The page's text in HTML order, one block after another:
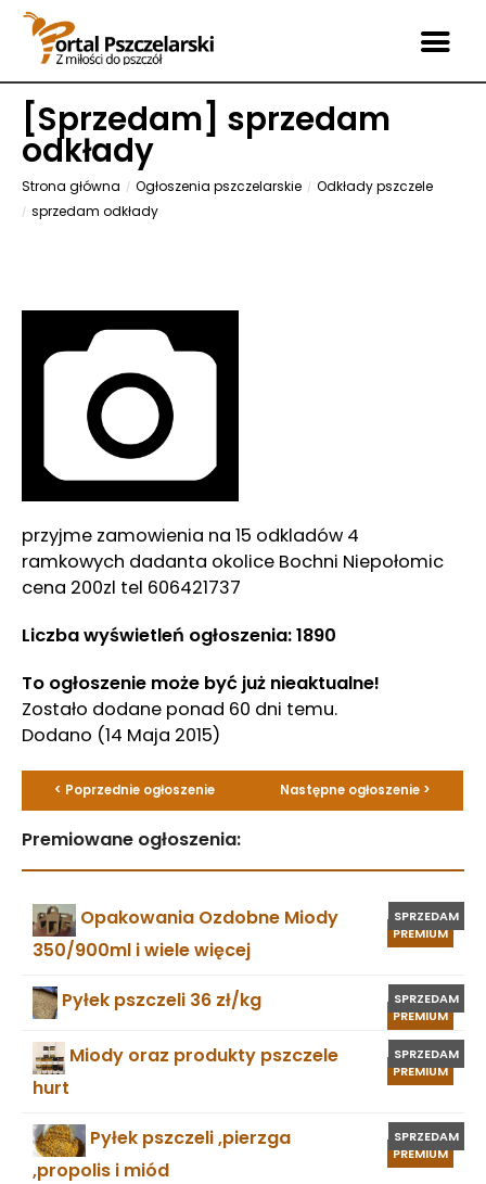
[Sprzedam] sprzedam
odkłady
Strona główna Ogłoszenia pszczelarskie
Odkłady pszczele
sprzedam odkłady
przyjme zamowienia na 15 odkladów 4
ramkowych dadanta okolice Bochni Niepołomic
cena 200zl tel 606421737
Liczba wyświetleń ogłoszenia: 1890
To ogłoszenie może być już nieaktualne!
Zostało dodane ponad 60 dni temu.
Dodano (14 Maja 2015)
< Poprzednie ogłoszenie Następne ogłoszenie >
Premiowane ogłoszenia:
PREMIUM
SPRZEDAM
Opakowania Ozdobne Miody
350/900ml i wiele więcej
PREMIUM
SPRZEDAM
Pyłek pszczeli 36 zł/kg
PREMIUM
SPRZEDAM
Miody oraz produkty pszczele
hurt
PREMIUM
SPRZEDAM
Pyłek pszczeli ,pierzga
,propolis i miód